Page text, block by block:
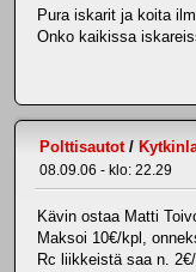
Pura iskarit ja koita
Onko kaikissa
Polttisautot/
08.09.06 - klo: 22.29
Kävin ostaa Matti
Maksoi 10€/kpl,
Rc liikkeistä saa n.